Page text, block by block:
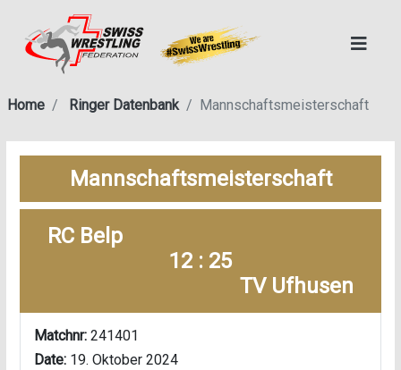
Home Ringer Datenbank Mannschaftsmeisterschaft
Mannschaftsmeisterschaft
RC Belp
12 : 25
TV Ufhusen
Matchnr: 241401
Date: 19. Oktober 2024